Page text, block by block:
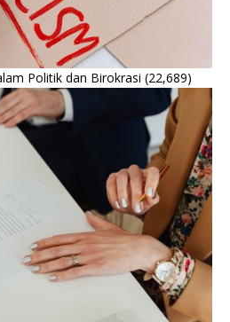
Politik dan Birokrasi (22,689)